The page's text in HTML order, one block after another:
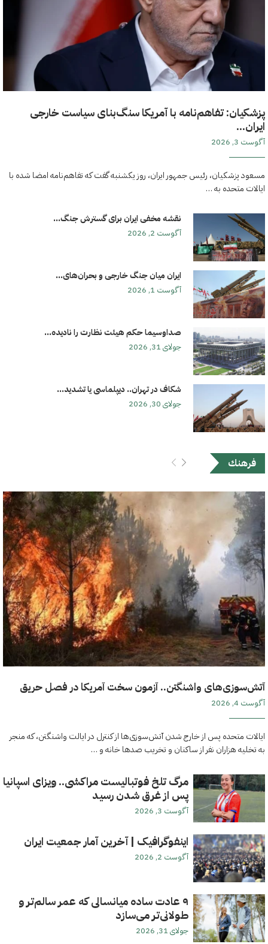
پزشکیان: تفاهم‌نامه با آمریکا سنگ‌بنای سیاست خارجی
ایران...
آگوست 3, 2026
مسعود پزشکیان، رئیس جمهور ایران، روز یکشنبه گفت که تفاهم‌نامه امضا شده با
ایالات متحده به …
نقشه مخفی ایران برای گسترش جنگ...
آگوست 2, 2026
ایران میان جنگ خارجی و بحران‌های...
آگوست 1, 2026
صداوسیما حکم هیئت نظارت را نادیده...
جولای 31, 2026
شکاف در تهران.. دیپلماسی یا تشدید...
جولای 30, 2026
فرهنك
آتش‌سوزی‌های واشنگتن.. آزمون سخت آمریکا در فصل حریق
آگوست 4, 2026
ایالات متحده پس از خارج شدن آتش‌سوزی‌ها از کنترل در ایالت واشنگتن، که منجر
به تخلیه هزاران نفر از ساکنان و تخریب صدها خانه و …
مرگ تلخ فوتبالیست مراکشی.. ویزای اسپانیا
پس از غرق شدن رسید
آگوست 3, 2026
اینفوگرافیک | آخرین آمار جمعیت ایران
آگوست 2, 2026
۹ عادت ساده میانسالی که عمر سالم‌تر و
طولانی‌تر می‌سازد
جولای 31, 2026